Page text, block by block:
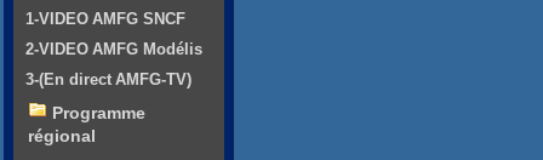
1-VIDEO AMFG SNCF
2-VIDEO AMFG Modélis
3-(En direct AMFG-TV)
Programme
régional